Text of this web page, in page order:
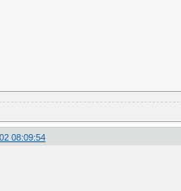
08:09:54